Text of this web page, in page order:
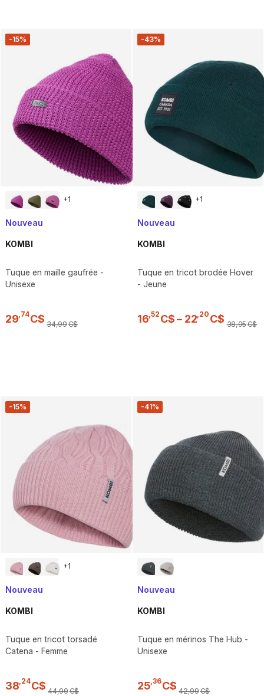
-15%
+1
Nouveau
KOMBI
Tuque en maille gaufrée -
Unisexe
29 74C$ 34,99C$
-43%
+1
Nouveau
KOMBI
Tuque en tricot brodée Hover
- Jeune
16 52 C$ – 22 20 C$ 38,95C$
-15%
+1
Nouveau
KOMBI
Tuque en tricot torsadé
Catena - Femme
38 24C$ 44,99C$
-41%
Nouveau
KOMBI
Tuque en mérinos The Hub -
Unisexe
25 36C$ 42,99C$